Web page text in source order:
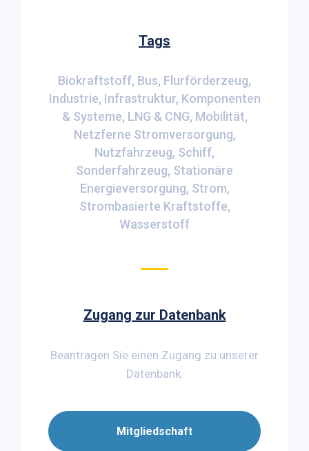
Tags
Biokraftstoff Bus Flurförderzeug
Industrie Infrastruktur Komponenten
& Systeme LNG & CNG Mobilität
Netzferne Stromversorgung
Nutzfahrzeug Schiff
Sonderfahrzeug Stationäre
Energieversorgung Strom
Strombasierte Kraftstoffe
Wasserstoff
Zugang zur Datenbank
Beantragen Sie einen Zugang zu unserer
Datenbank.
Mitgliedschaft